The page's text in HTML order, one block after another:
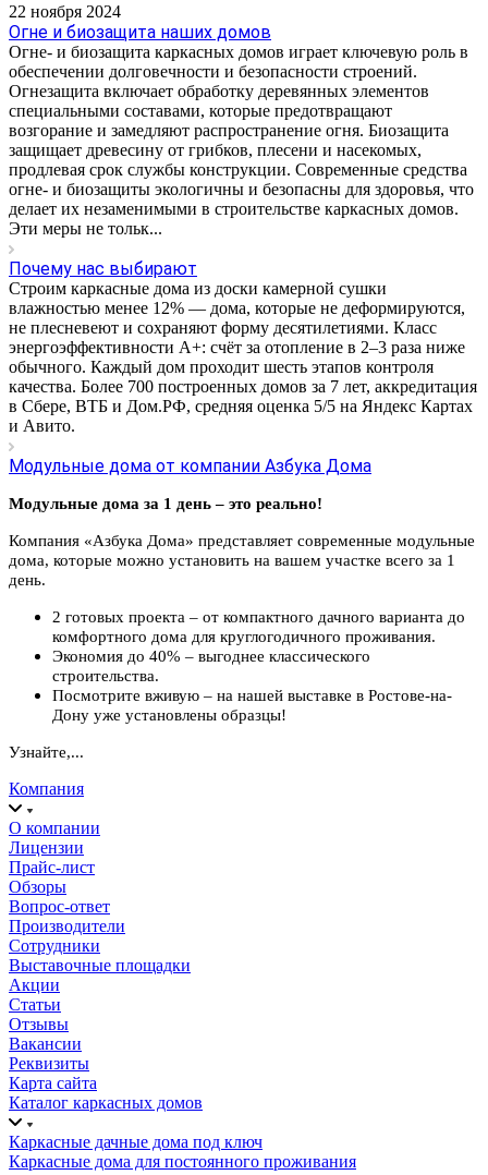
22 ноября 2024
Огне и биозащита наших домов
Огне- и биозащита каркасных домов играет ключевую роль в
обеспечении долговечности и безопасности строений.
Огнезащита включает обработку деревянных элементов
специальными составами, которые предотвращают
возгорание и замедляют распространение огня. Биозащита
защищает древесину от грибков, плесени и насекомых,
продлевая срок службы конструкции. Современные средства
огне- и биозащиты экологичны и безопасны для здоровья, что
делает их незаменимыми в строительстве каркасных домов.
Эти меры не тольк...
Почему нас выбирают
Строим каркасные дома из доски камерной сушки
влажностью менее 12% — дома, которые не деформируются,
не плесневеют и сохраняют форму десятилетиями. Класс
энергоэффективности А+: счёт за отопление в 2–3 раза ниже
обычного. Каждый дом проходит шесть этапов контроля
качества. Более 700 построенных домов за 7 лет, аккредитация
в Сбере, ВТБ и Дом.РФ, средняя оценка 5/5 на Яндекс Картах
и Авито.
Модульные дома от компании Азбука Дома
Модульные дома за 1 день – это реально!
Компания «Азбука Дома» представляет современные модульные
дома, которые можно установить на вашем участке всего за 1
день.
2 готовых проекта – от компактного дачного варианта до
комфортного дома для круглогодичного проживания.
Экономия до 40% – выгоднее классического
строительства.
Посмотрите вживую – на нашей выставке в Ростове-на-
Дону уже установлены образцы!
Узнайте,...
Компания
О компании
Лицензии
Прайс-лист
Обзоры
Вопрос-ответ
Производители
Сотрудники
Выставочные площадки
Акции
Статьи
Отзывы
Вакансии
Реквизиты
Карта сайта
Каталог каркасных домов
Каркасные дачные дома под ключ
Каркасные дома для постоянного проживания